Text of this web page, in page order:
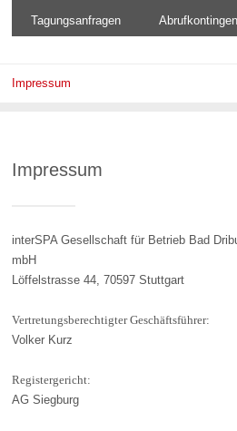
Tagungsanfragen
Impressum
Impressum
interSPA Gesellschaft für Betrieb Bad
mbH
Löffelstrasse 44, 70597 Stuttgart
Vertretungsberechtigter Geschäftsführer:
Volker Kurz
Registergericht:
AG Siegburg